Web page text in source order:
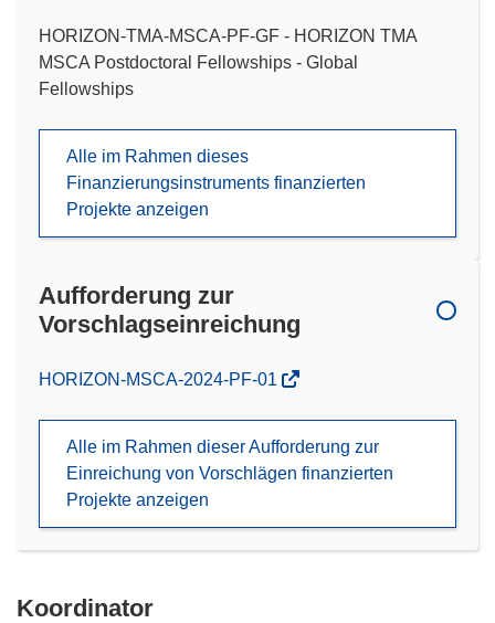
HORIZON-TMA-MSCA-PF-GF - HORIZON TMA
MSCA Postdoctoral Fellowships - Global
Fellowships
Alle im Rahmen dieses
Finanzierungsinstruments finanzierten
Projekte anzeigen
Aufforderung zur
Vorschlagseinreichung
(öffnet
Fenster)
HORIZON-MSCA-2024-PF-01
Alle im Rahmen dieser Aufforderung zur
Einreichung von Vorschlägen finanzierten
Projekte anzeigen
Koordinator